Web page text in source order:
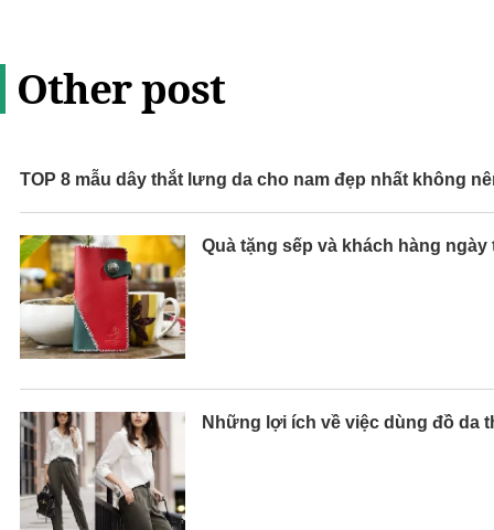
Other post
TOP 8 mẫu dây thắt lưng da cho nam đẹp nhất không
Quà tặng sếp và khách hàng ngày
Những lợi ích về việc dùng đồ da